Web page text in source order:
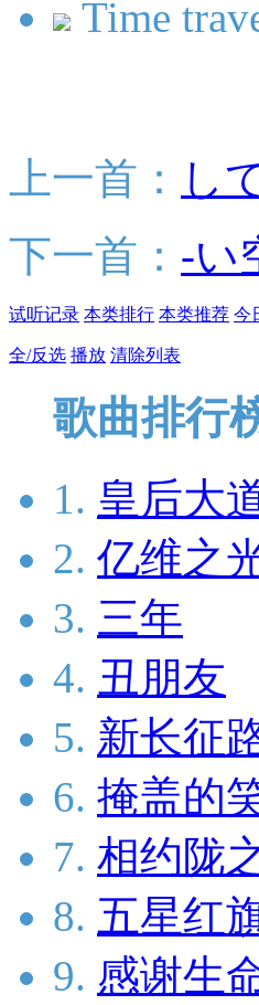
Time
上一首： し
下一首： -い
试听记录 本类排行 本类推荐 今
全/反选 播放 清除列表
歌曲排行
1. 皇后大
2. 亿维之
3. 三年
4. 丑朋友
5. 新长征
6. 掩盖的
7. 相约陇
8. 五星红
9. 感谢生